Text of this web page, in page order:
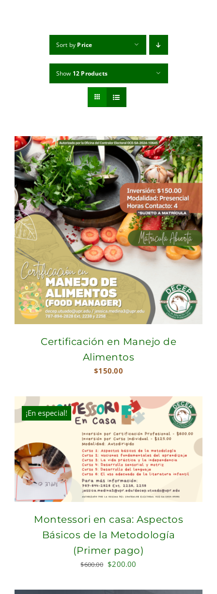
Sort by Price
Show 12 Products
Certificación en Manejo de
Alimentos
$150.00
¡En especial!
Montessori en casa: Aspectos
Básicos de la Metodología
(Primer pago)
$600.00 Original
was:
$200.00
is: